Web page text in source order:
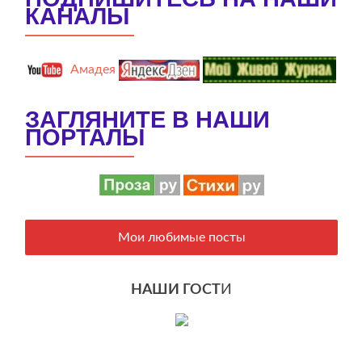
КАНАЛЫ
Амадея
ЗАГЛЯНИТЕ В НАШИ
ПОРТАЛЫ
Мои любимые посты
НАШИ ГОСТИ